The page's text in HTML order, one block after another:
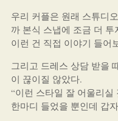
우리 커플은 원래 스튜디
까 본식 스냅에 조금 더
이런 건 직접 이야기 들어
그리고 드레스 상담 받을
이 끊이질 않았다.
“이런 스타일 잘 어울리실
한마디 들었을 뿐인데 갑